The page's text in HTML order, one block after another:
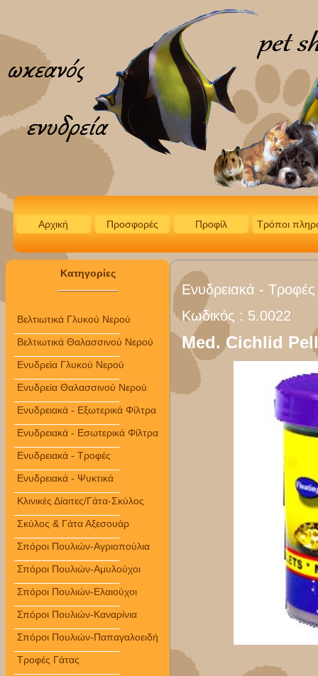
Αρχική Προσφορές Προφίλ Τρόποι
Κατηγορίες
Βελτιωτικά Γλυκού Νερού
Βελτιωτικά Θαλασσινού Νερού
Ενυδρεία Γλυκού Νερού
Ενυδρεία Θαλασσινού Νερού
Ενυδρειακά - Εξωτερικά Φίλτρα
Ενυδρειακά - Εσωτερικά Φίλτρα
Ενυδρειακά - Τροφές
Ενυδρειακά - Ψυκτικά
Κλινικές Δίαιτες/Γάτα-Σκύλος
Σκύλος & Γάτα Αξεσουάρ
Σπόροι Πουλιών-Αγριοπούλια
Σπόροι Πουλιών-Αμυλούχοι
Σπόροι Πουλιών-Ελαιούχοι
Σπόροι Πουλιών-Καναρίνια
Σπόροι Πουλιών-Παπαγαλοειδή
Τροφές Γάτας
Ενυδρειακά - Τροφές
Κωδικός : 5.0022
Med. Cichlid